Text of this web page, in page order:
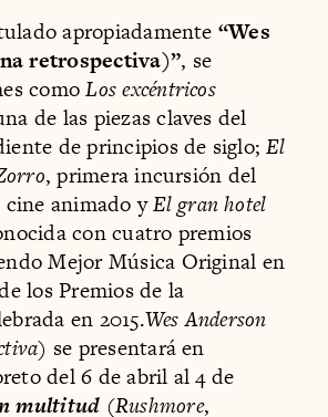
apropiadamente “Wes
retrospectiva)”, se
comoLos excéntricos
de las piezas claves del
de principios de siglo;El
, primera incursión del
cine animado yEl gran hotel
con cuatro premios
Mejor Música Original en
los Premios de la
en 2015.Wes Anderson
se presentará en
del 6 de abril al 4 de
multitud (Rushmore,